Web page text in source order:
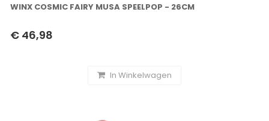
WINX COSMIC FAIRY MUSA SPEELPOP - 26CM
€ 46,98
In Winkelwagen